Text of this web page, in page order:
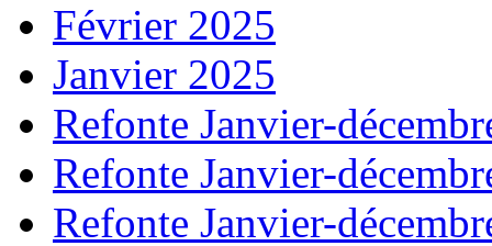
Février 2025
Janvier 2025
Refonte Janvier-
Refonte Janvier-
Refonte Janvier-